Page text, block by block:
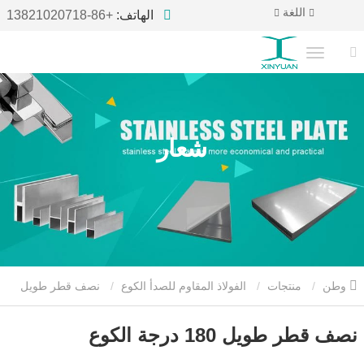
الهاتف: +86-13821020718 اللغة
شعار
منتجات الفولاذ المقاوم للصدأ الكوع نصف قطر طويل
نصف قطر طويل 180 درجة الكوع